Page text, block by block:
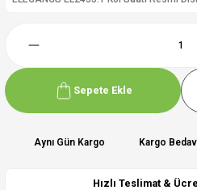
Sepete Ekle
Aynı Gün Kargo Kargo
Hızlı Teslimat &